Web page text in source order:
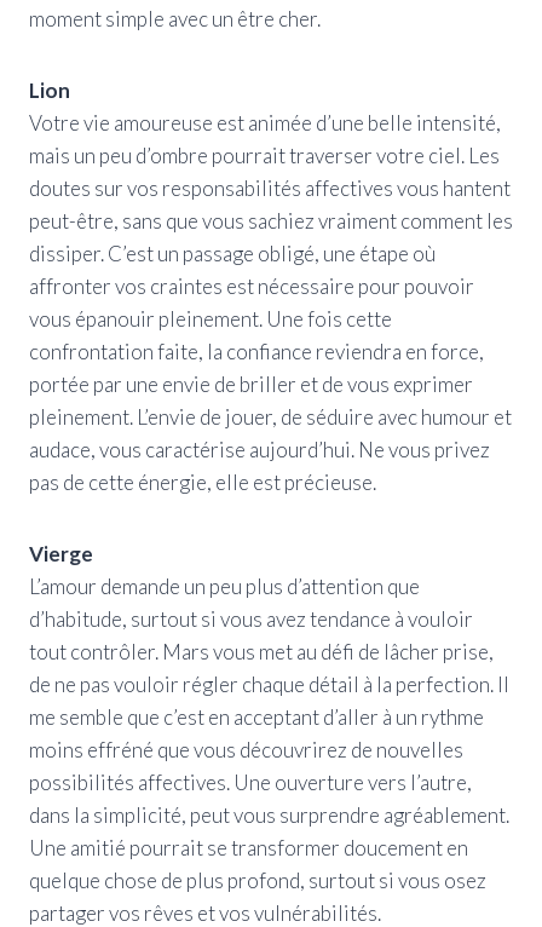
moment simple avec un être cher.
Lion
Votre vie amoureuse est animée d’une belle intensité,
mais un peu d’ombre pourrait traverser votre ciel. Les
doutes sur vos responsabilités affectives vous hantent
peut-être, sans que vous sachiez vraiment comment les
dissiper. C’est un passage obligé, une étape où
affronter vos craintes est nécessaire pour pouvoir
vous épanouir pleinement. Une fois cette
confrontation faite, la confiance reviendra en force,
portée par une envie de briller et de vous exprimer
pleinement. L’envie de jouer, de séduire avec humour et
audace, vous caractérise aujourd’hui. Ne vous privez
pas de cette énergie, elle est précieuse.
Vierge
L’amour demande un peu plus d’attention que
d’habitude, surtout si vous avez tendance à vouloir
tout contrôler. Mars vous met au défi de lâcher prise,
de ne pas vouloir régler chaque détail à la perfection. Il
me semble que c’est en acceptant d’aller à un rythme
moins effréné que vous découvrirez de nouvelles
possibilités affectives. Une ouverture vers l’autre,
dans la simplicité, peut vous surprendre agréablement.
Une amitié pourrait se transformer doucement en
quelque chose de plus profond, surtout si vous osez
partager vos rêves et vos vulnérabilités.